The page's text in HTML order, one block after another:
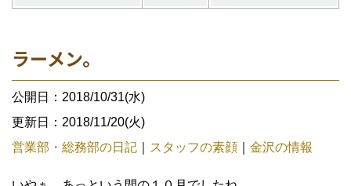
ラーメン。
公開日：2018/10/31(水)
更新日：2018/11/20(火)
営業部・総務部の日記
スタッフの素顔 金沢の情報